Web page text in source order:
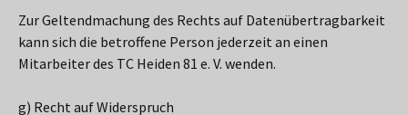
Zur Geltendmachung des Rechts auf Datenübertragbarkeit
kann sich die betroffene Person jederzeit an einen
Mitarbeiter des TC Heiden 81 e. V. wenden.
g) Recht auf Widerspruch